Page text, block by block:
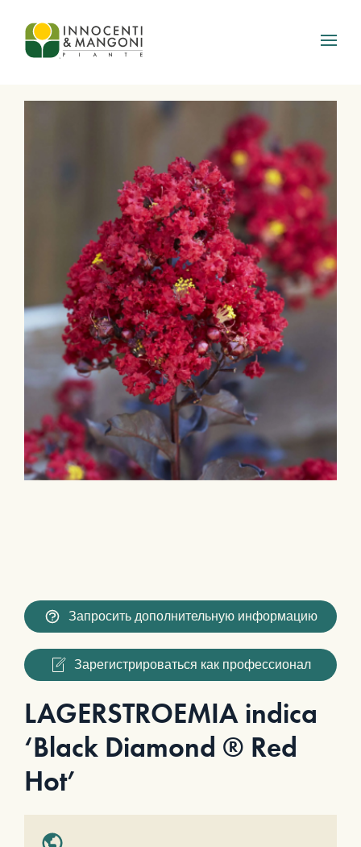
Skip to main content
Запросить дополнительную информацию
Зарегистрироваться как профессионал
LAGERSTROEMIA indica
‘Black Diamond ® Red
Hot’